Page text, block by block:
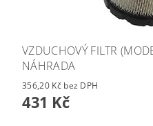
VZDUCHOVÝ FILTR
NÁHRADA
356,20 Kč bez DPH
431 Kč